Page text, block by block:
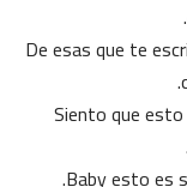
De esas que te
Siento que
Baby esto es